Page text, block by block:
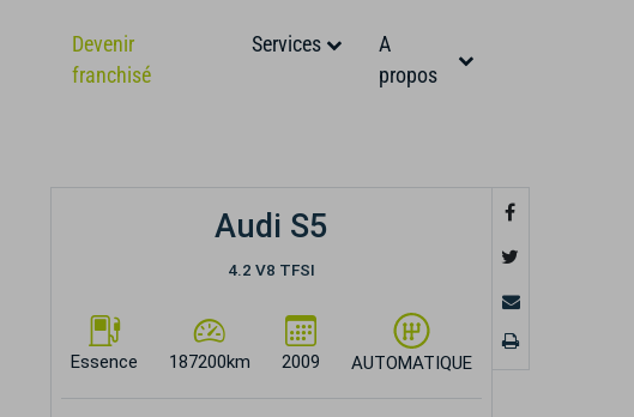
Devenir
franchisé
Services
A
propos
Audi S5
4.2 V8 TFSI
Essence 187200km 2009 AUTOMATIQUE